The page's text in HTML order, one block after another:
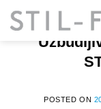
na
POSTED ON